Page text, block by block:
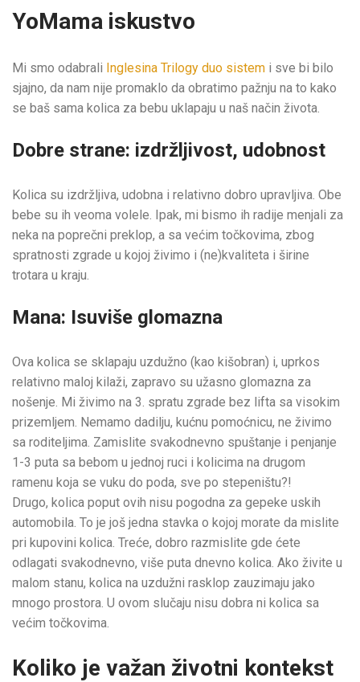
YoMama iskustvo
Mi smo odabrali Inglesina Trilogy duo sistem i sve bi bilo
sjajno, da nam nije promaklo da obratimo pažnju na to kako
se baš sama kolica za bebu uklapaju u naš način života.
Dobre strane: izdržljivost, udobnost
Kolica su izdržljiva, udobna i relativno dobro upravljiva. Obe
bebe su ih veoma volele. Ipak, mi bismo ih radije menjali za
neka na poprečni preklop, a sa većim točkovima, zbog
spratnosti zgrade u kojoj živimo i (ne)kvaliteta i širine
trotara u kraju.
Mana: Isuviše glomazna
Ova kolica se sklapaju uzdužno (kao kišobran) i, uprkos
relativno maloj kilaži, zapravo su užasno glomazna za
nošenje. Mi živimo na 3. spratu zgrade bez lifta sa visokim
prizemljem. Nemamo dadilju, kućnu pomoćnicu, ne živimo
sa roditeljima. Zamislite svakodnevno spuštanje i penjanje
1-3 puta sa bebom u jednoj ruci i kolicima na drugom
ramenu koja se vuku do poda, sve po stepeništu?!
Drugo, kolica poput ovih nisu pogodna za gepeke uskih
automobila. To je još jedna stavka o kojoj morate da mislite
pri kupovini kolica. Treće, dobro razmislite gde ćete
odlagati svakodnevno, više puta dnevno kolica. Ako živite u
malom stanu, kolica na uzdužni rasklop zauzimaju jako
mnogo prostora. U ovom slučaju nisu dobra ni kolica sa
većim točkovima.
Koliko je važan životni kontekst